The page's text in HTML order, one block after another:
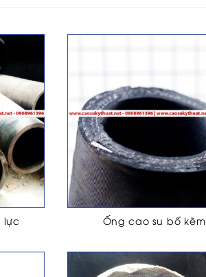
lực Ống cao su bố kẽm